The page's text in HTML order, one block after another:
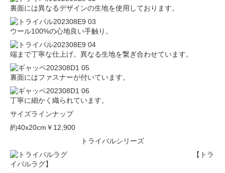
裏面には異なるデザインの生地を使用しております。
ウール100%の心地良い手触り。
端まで丁寧な仕上げ。異なる生地を繋ぎ合わせています。
裏面にはファスナーが付いています。
丁寧に細かく織られています。
サイズラインナップ
約40x20cm ￥12,900
トライバルシリーズ
【トラ
イバルラグ】